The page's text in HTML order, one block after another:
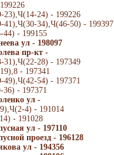
23),Ч(14-24) - 199226
41),Ч(30-34),Ч(46-50) - 199397
44) - 199155
ул - 198097
пр-кт -
31),Ч(22-28) - 197349
- 197341
49),Ч(42-54) - 197371
36) - 197371
ул -
4) - 191014
- 191028
ул - 197110
проезд - 196128
ул - 194356